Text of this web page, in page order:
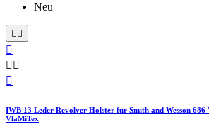
Neu
 

 

IWB 13 Leder Revolver Holster für Smith and Wesson 686
VlaMiTex